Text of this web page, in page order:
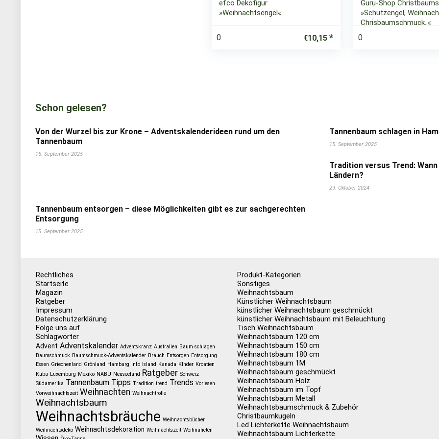
efco Dekofigur
»Weihnachtsengel«
0 €10,15
Guru-Shop
»Schutzengel,
Chrisbaumschmuck..«
0
Schon gelesen?
Von der Wurzel bis zur Krone – Adventskalenderideen rund um den
Tannenbaum
15. September 2025
Tannenbaum schlagen in
15. September 2025
Tradition versus Trend:
Ländern?
29. Oktober 2024
Tannenbaum entsorgen – diese Möglichkeiten gibt es zur sachgerechten
Entsorgung
15. September 2025
Rechtliches
Startseite
Magazin
Ratgeber
Impressum
Datenschutzerklärung
Folge uns auf
Schlagwörter
Advent Adventskalender Adventskranz Australien Baum schlagen
Baumschmuck Baumschmuck-Adventskalender Brauch Entsorgen Entsorgung
Essen Griechenland Grönland Hamburg Info Island Kanada KInder Kroatien
Kuba Luxemburg Mexiko NABU Neuseeland Ratgeber Schweiz
Südamerika Tannenbaum Tipps Tradition trend Trends Vorlesen
Vorweihnachtszeit Weihnachten Weihnachtrolle
Weihnachtsbaum
Weihnachtsbräuche Weihnachtsbücher
Weihnachtsdeko Weihnachtsdekoration Weihnachtszeit Weihnahcten
Produkt-Kategorien
Sonstiges
Weihnachtsbaum
Künstlicher Weihnachtsbaum
künstlicher Weihnachtsbaum geschmückt
künstlicher Weihnachtsbaum mit Beleuchtung
Tisch Weihnachtsbaum
Weihnachtsbaum 120 cm
Weihnachtsbaum 150 cm
Weihnachtsbaum 180 cm
Weihnachtsbaum 1M
Weihnachtsbaum geschmückt
Weihnachtsbaum Holz
Weihnachtsbaum im Topf
Weihnachtsbaum Metall
Weihnachtsbaumschmuck & Zubehör
Christbaumkugeln
Led Lichterkette Weihnachtsbaum
Weihnachtsbaum Lichterkette